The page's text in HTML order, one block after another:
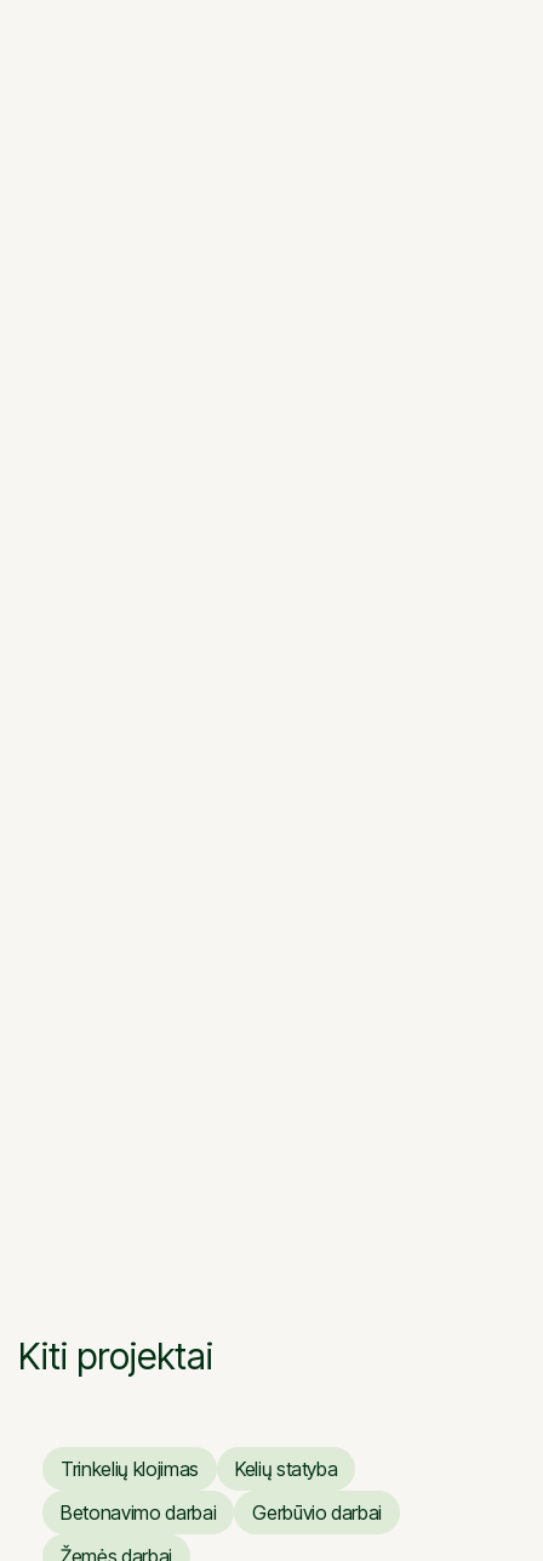
Kiti projektai
Trinkelių klojimas
Trinkelių klojimas
Kelių statyba
Kelių statyba
Betonavimo darbai
Betonavimo darbai
Gerbūvio darbai
Žemės darbai